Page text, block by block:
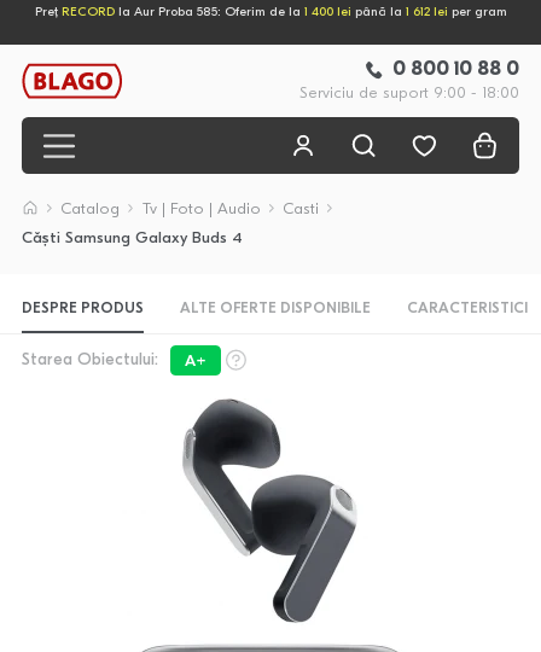
Preț RECORD la Aur Proba 585: Oferim de la 1 400 lei până la 1 612 lei per gram
0 800 10 88 0
Serviciu de suport 9:00 - 18:00
Catalog Tv | Foto | Audio
Casti
Căști Samsung Galaxy Buds 4
DESPRE PRODUS ALTE OFERTE DISPONIBILE CARACTERISTICI
Starea Obiectului: A+